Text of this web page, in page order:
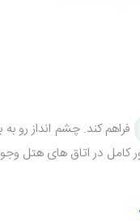
فراهم کند. چشم انداز رو
کامل در اتاق های هتل